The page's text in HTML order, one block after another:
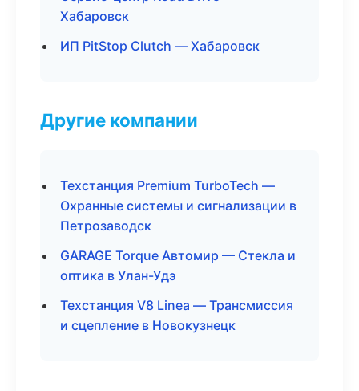
Хабаровск
ИП PitStop Clutch — Хабаровск
Другие компании
Техстанция Premium TurboTech —
Охранные системы и сигнализации в
Петрозаводск
GARAGE Torque Автомир — Стекла и
оптика в Улан-Удэ
Техстанция V8 Linea — Трансмиссия
и сцепление в Новокузнецк